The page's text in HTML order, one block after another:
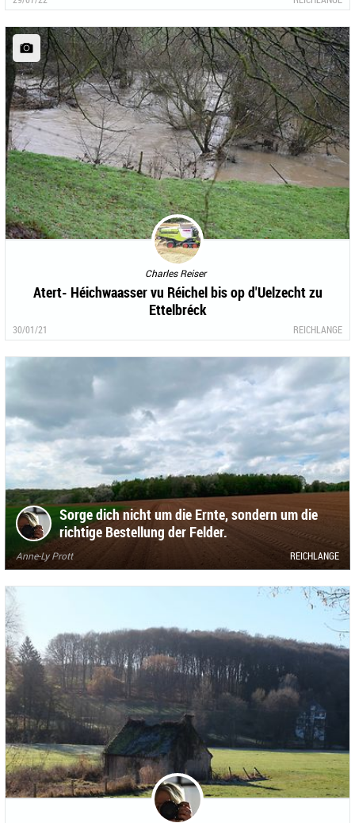
Charles Reiser
Atert- Héichwaasser vu Réichel bis op d'Uelzecht zu
Ettelbréck
30/01/21 REICHLANGE
Sorge dich nicht um die Ernte, sondern um die
richtige Bestellung der Felder.
Anne-Ly Prott REICHLANGE